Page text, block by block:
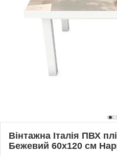
Вінтажна Італія ПВХ
Бежевий 60х120 см